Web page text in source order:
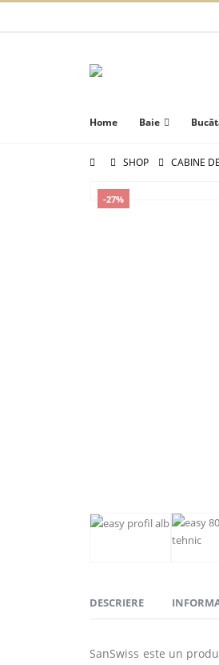
Home Baie
SHOP CABINE
-27%
DESCRIERE
SanSwiss este un